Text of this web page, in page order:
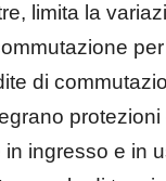
limita la
per
di
protezioni
ingresso e in